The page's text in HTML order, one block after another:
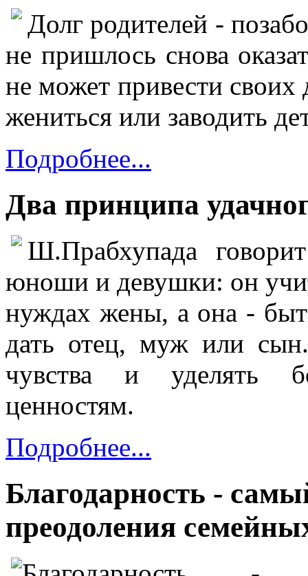
Долг родителей -
не пришлось снова
не может привести
жениться или заводить
Подробнее...
Два принципа
Ш.Прабхупада
юноши и девушки: он
нуждах жены, а она -
дать отец, муж или
чувства и уделять
ценностям.
Подробнее...
Благодарность -
преодоления